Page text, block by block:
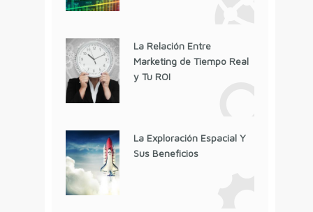
La Relación Entre
Marketing de Tiempo Real
y Tu ROI
La Exploración Espacial Y
Sus Beneficios